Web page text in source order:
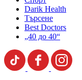
Darik Health
Търсене
Best Doctors
„40 до 40“